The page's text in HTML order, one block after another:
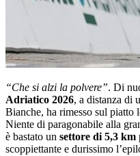
“Che si alzi la polvere”. Di
Adriatico 2026, a distanza di
Bianche, ha rimesso sul piatto
Niente di paragonabile alla
è bastato un settore di 5,3 km
scoppiettante e durissimo